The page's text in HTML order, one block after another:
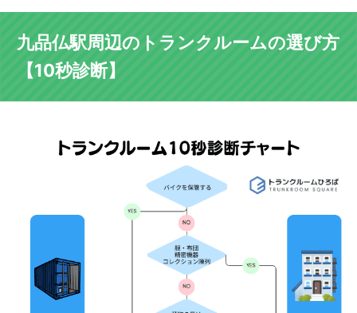
九品仏駅周辺のトランクルームの選び方
【10秒診断】